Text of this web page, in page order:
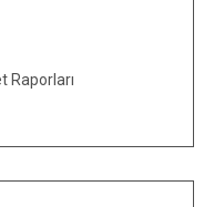
Raporları